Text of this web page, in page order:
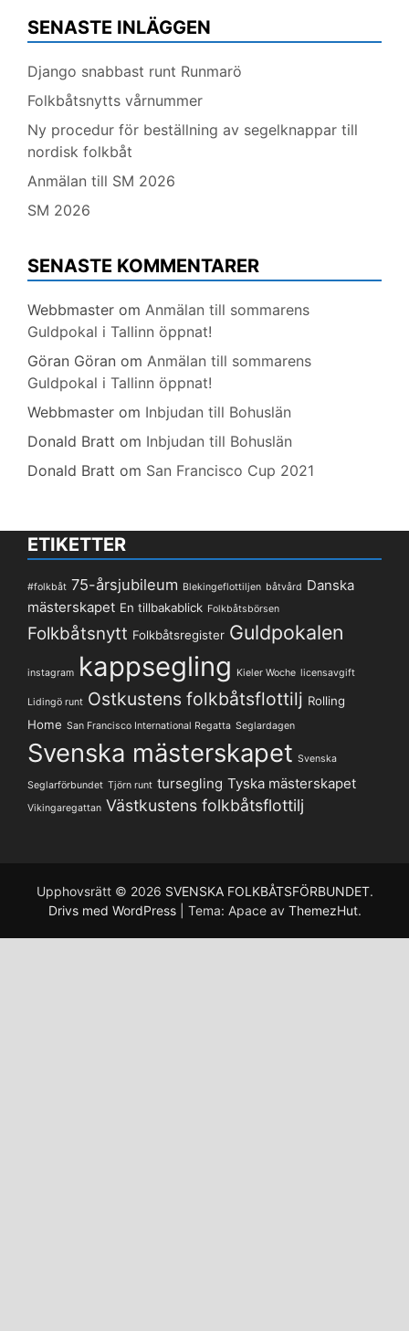
SENASTE INLÄGGEN
Django snabbast runt Runmarö
Folkbåtsnytts vårnummer
Ny procedur för beställning av segelknappar till
nordisk folkbåt
Anmälan till SM 2026
SM 2026
SENASTE KOMMENTARER
Webbmaster om Anmälan till sommarens
Guldpokal i Tallinn öppnat!
Göran Göran om Anmälan till sommarens
Guldpokal i Tallinn öppnat!
Webbmaster om Inbjudan till Bohuslän
Donald Bratt om Inbjudan till Bohuslän
Donald Bratt om San Francisco Cup 2021
ETIKETTER
#folkbåt 75-årsjubileum Blekingeflottiljen båtvård Danska
mästerskapet En tillbakablick Folkbåtsbörsen
Folkbåtsnytt Folkbåtsregister Guldpokalen
instagram kappsegling Kieler Woche licensavgift
Lidingö runt Ostkustens folkbåtsflottilj Rolling
Home San Francisco International Regatta Seglardagen
Svenska mästerskapet Svenska
Seglarförbundet Tjörn runt tursegling Tyska mästerskapet
Vikingaregattan Västkustens folkbåtsflottilj
Upphovsrätt © 2026 SVENSKA FOLKBÅTSFÖRBUNDET.
Drivs med WordPress
Tema: Apace av ThemezHut.